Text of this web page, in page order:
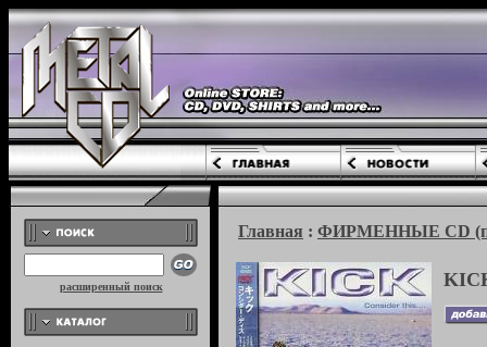
расширенный поиск
Главная : ФИРМЕННЫЕ CD